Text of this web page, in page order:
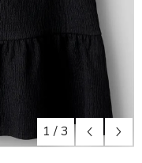
1 /3